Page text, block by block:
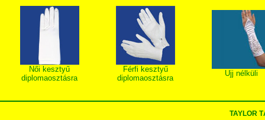
Női kesztyű
diplomaosztásra
Férfi kesztyű
diplomaosztásra
Ujj nélküli
TAYLOR